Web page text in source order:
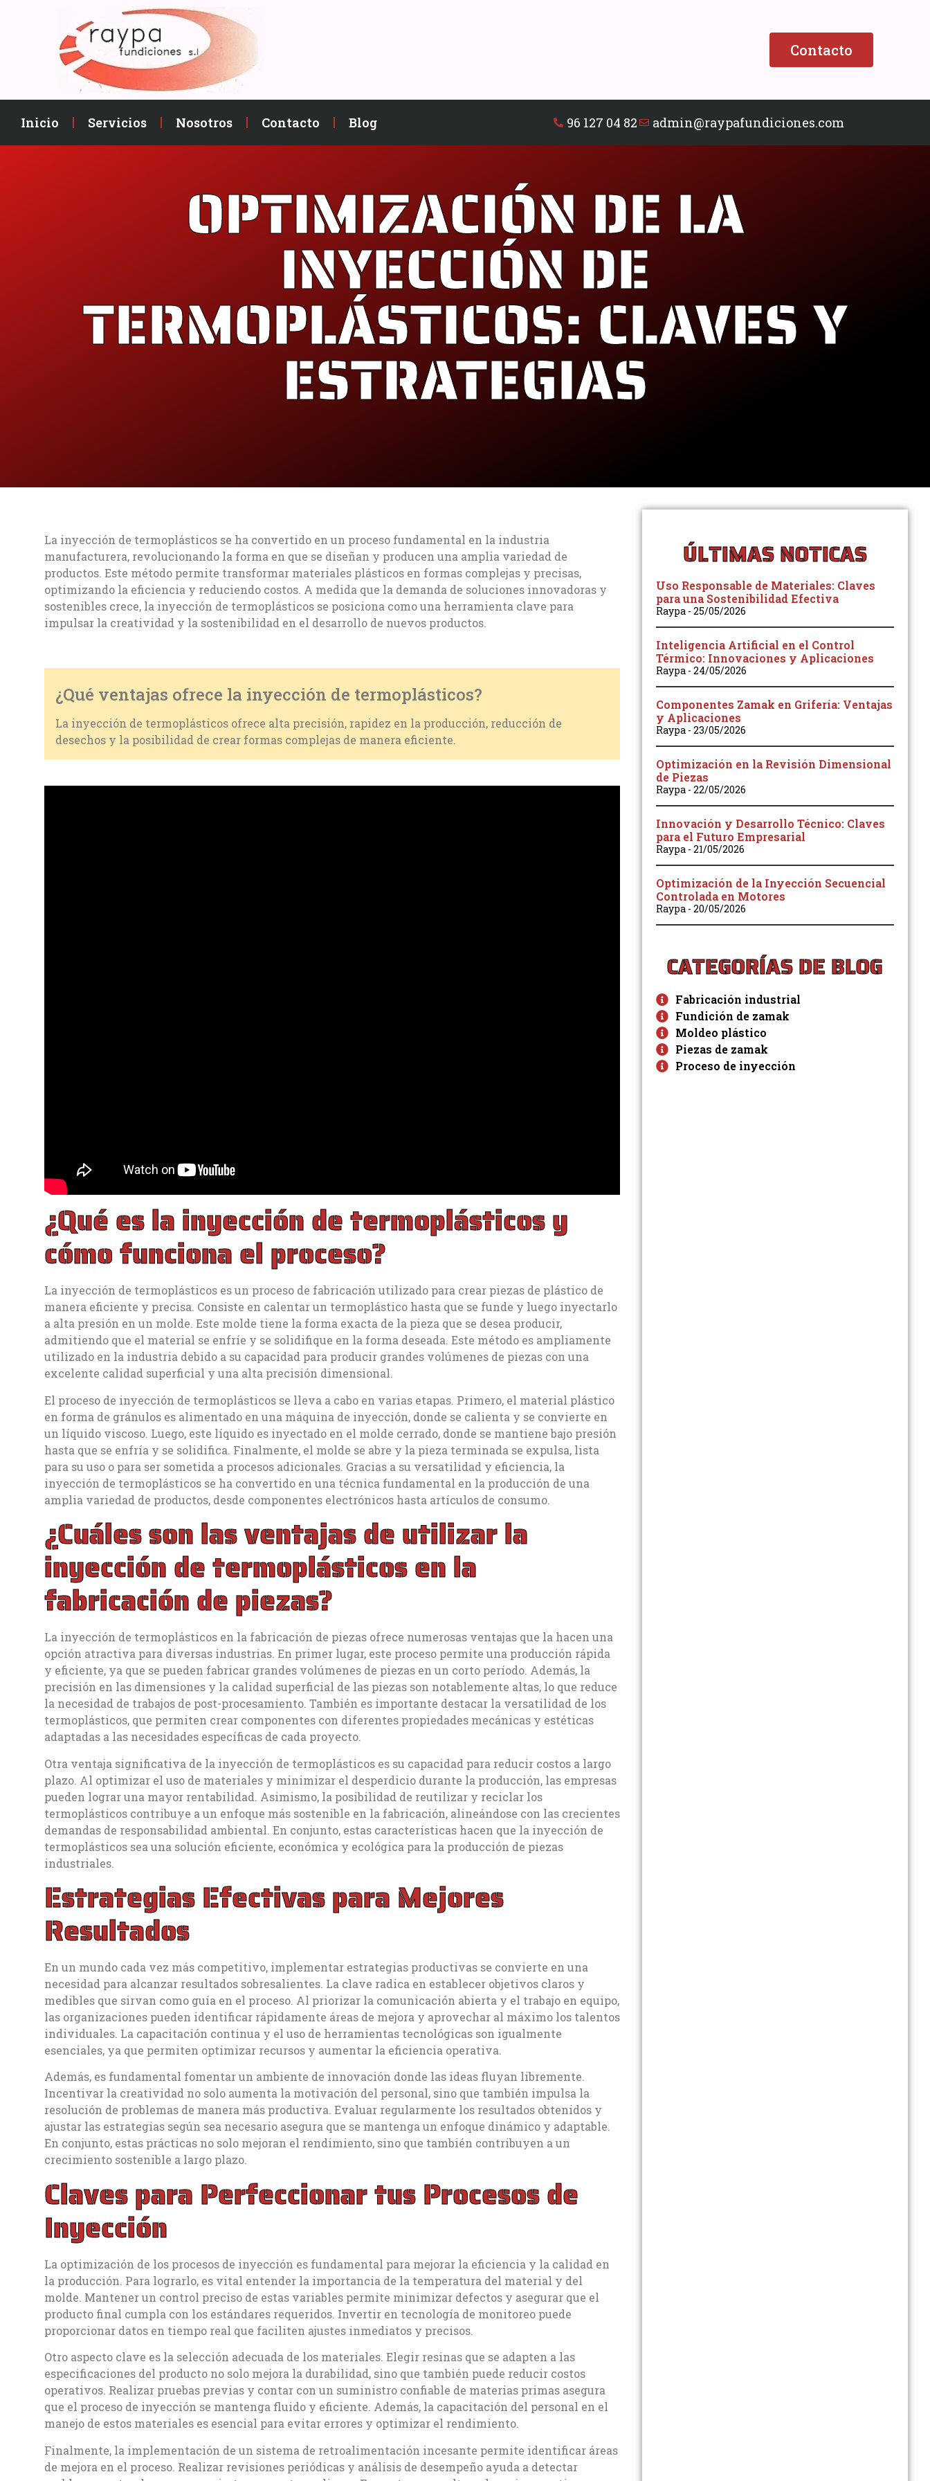
Contacto
Inicio Servicios Nosotros Contacto Blog 96 127 04 82 admin@raypafundiciones.com
OPTIMIZACIÓN DE LA
INYECCIÓN DE
TERMOPLÁSTICOS: CLAVES Y
ESTRATEGIAS
La inyección de termoplásticos se ha convertido en un proceso fundamental en la industria
manufacturera, revolucionando la forma en que se diseñan y producen una amplia variedad de
productos. Este método permite transformar materiales plásticos en formas complejas y precisas,
optimizando la eficiencia y reduciendo costos. A medida que la demanda de soluciones innovadoras y
sostenibles crece, la inyección de termoplásticos se posiciona como una herramienta clave para
impulsar la creatividad y la sostenibilidad en el desarrollo de nuevos productos.
¿Qué ventajas ofrece la inyección de termoplásticos?
La inyección de termoplásticos ofrece alta precisión, rapidez en la producción, reducción de
desechos y la posibilidad de crear formas complejas de manera eficiente.
¿Qué es la inyección de termoplásticos y
cómo funciona el proceso?
La inyección de termoplásticos es un proceso de fabricación utilizado para crear piezas de plástico de
manera eficiente y precisa. Consiste en calentar un termoplástico hasta que se funde y luego inyectarlo
a alta presión en un molde. Este molde tiene la forma exacta de la pieza que se desea producir,
admitiendo que el material se enfríe y se solidifique en la forma deseada. Este método es ampliamente
utilizado en la industria debido a su capacidad para producir grandes volúmenes de piezas con una
excelente calidad superficial y una alta precisión dimensional.
El proceso de inyección de termoplásticos se lleva a cabo en varias etapas. Primero, el material plástico
en forma de gránulos es alimentado en una máquina de inyección, donde se calienta y se convierte en
un líquido viscoso. Luego, este líquido es inyectado en el molde cerrado, donde se mantiene bajo presión
hasta que se enfría y se solidifica. Finalmente, el molde se abre y la pieza terminada se expulsa, lista
para su uso o para ser sometida a procesos adicionales. Gracias a su versatilidad y eficiencia, la
inyección de termoplásticos se ha convertido en una técnica fundamental en la producción de una
amplia variedad de productos, desde componentes electrónicos hasta artículos de consumo.
¿Cuáles son las ventajas de utilizar la
inyección de termoplásticos en la
fabricación de piezas?
La inyección de termoplásticos en la fabricación de piezas ofrece numerosas ventajas que la hacen una
opción atractiva para diversas industrias. En primer lugar, este proceso permite una producción rápida
y eficiente, ya que se pueden fabricar grandes volúmenes de piezas en un corto período. Además, la
precisión en las dimensiones y la calidad superficial de las piezas son notablemente altas, lo que reduce
la necesidad de trabajos de post-procesamiento. También es importante destacar la versatilidad de los
termoplásticos, que permiten crear componentes con diferentes propiedades mecánicas y estéticas
adaptadas a las necesidades específicas de cada proyecto.
Otra ventaja significativa de la inyección de termoplásticos es su capacidad para reducir costos a largo
plazo. Al optimizar el uso de materiales y minimizar el desperdicio durante la producción, las empresas
pueden lograr una mayor rentabilidad. Asimismo, la posibilidad de reutilizar y reciclar los
termoplásticos contribuye a un enfoque más sostenible en la fabricación, alineándose con las crecientes
demandas de responsabilidad ambiental. En conjunto, estas características hacen que la inyección de
termoplásticos sea una solución eficiente, económica y ecológica para la producción de piezas
industriales.
Estrategias Efectivas para Mejores
Resultados
En un mundo cada vez más competitivo, implementar estrategias productivas se convierte en una
necesidad para alcanzar resultados sobresalientes. La clave radica en establecer objetivos claros y
medibles que sirvan como guía en el proceso. Al priorizar la comunicación abierta y el trabajo en equipo,
las organizaciones pueden identificar rápidamente áreas de mejora y aprovechar al máximo los talentos
individuales. La capacitación continua y el uso de herramientas tecnológicas son igualmente
esenciales, ya que permiten optimizar recursos y aumentar la eficiencia operativa.
Además, es fundamental fomentar un ambiente de innovación donde las ideas fluyan libremente.
Incentivar la creatividad no solo aumenta la motivación del personal, sino que también impulsa la
resolución de problemas de manera más productiva. Evaluar regularmente los resultados obtenidos y
ajustar las estrategias según sea necesario asegura que se mantenga un enfoque dinámico y adaptable.
En conjunto, estas prácticas no solo mejoran el rendimiento, sino que también contribuyen a un
crecimiento sostenible a largo plazo.
Claves para Perfeccionar tus Procesos de
Inyección
La optimización de los procesos de inyección es fundamental para mejorar la eficiencia y la calidad en
la producción. Para lograrlo, es vital entender la importancia de la temperatura del material y del
molde. Mantener un control preciso de estas variables permite minimizar defectos y asegurar que el
producto final cumpla con los estándares requeridos. Invertir en tecnología de monitoreo puede
proporcionar datos en tiempo real que faciliten ajustes inmediatos y precisos.
Otro aspecto clave es la selección adecuada de los materiales. Elegir resinas que se adapten a las
especificaciones del producto no solo mejora la durabilidad, sino que también puede reducir costos
operativos. Realizar pruebas previas y contar con un suministro confiable de materias primas asegura
que el proceso de inyección se mantenga fluido y eficiente. Además, la capacitación del personal en el
manejo de estos materiales es esencial para evitar errores y optimizar el rendimiento.
Finalmente, la implementación de un sistema de retroalimentación incesante permite identificar áreas
de mejora en el proceso. Realizar revisiones periódicas y análisis de desempeño ayuda a detectar
ÚLTIMAS NOTICAS
Uso Responsable de Materiales: Claves
para una Sostenibilidad Efectiva
Raypa 25/05/2026
Inteligencia Artificial en el Control
Térmico: Innovaciones y Aplicaciones
Raypa 24/05/2026
Componentes Zamak en Grifería: Ventajas
y Aplicaciones
Raypa 23/05/2026
Optimización en la Revisión Dimensional
de Piezas
Raypa 22/05/2026
Innovación y Desarrollo Técnico: Claves
para el Futuro Empresarial
Raypa 21/05/2026
Optimización de la Inyección Secuencial
Controlada en Motores
Raypa 20/05/2026
CATEGORÍAS DE BLOG
Fabricación industrial
Fundición de zamak
Moldeo plástico
Piezas de zamak
Proceso de inyección